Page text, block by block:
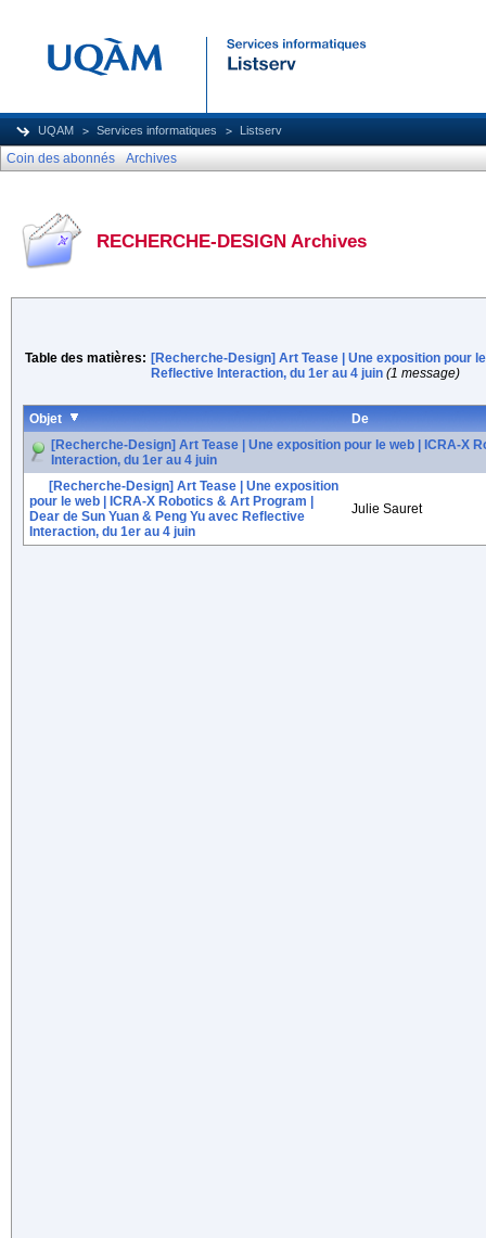
UQAM Services informatiques Listserv
Coin des abonnés Archives
RECHERCHE-DESIGN Archives
Table des matières: [Recherche-Design] Art Tease | Une exposition pour
Reflective Interaction, du 1er au 4 juin (1 message)
Objet
De
[Recherche-Design] Art Tease | Une exposition pour le web | ICRA-X
Interaction, du 1er au 4 juin
[Recherche-Design] Art Tease | Une exposition
pour le web | ICRA-X Robotics & Art Program |
Dear de Sun Yuan & Peng Yu avec Reflective
Interaction, du 1er au 4 juin
Julie Sauret